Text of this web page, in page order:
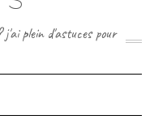
j'ai plein d'astuces pour
Navigation